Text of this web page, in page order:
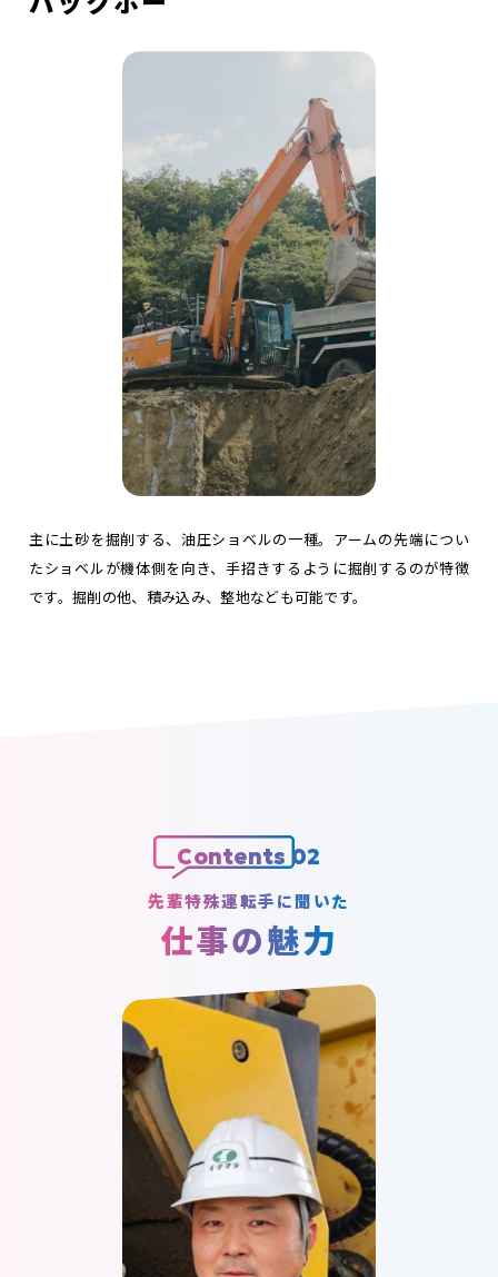
主に土砂を掘削する、油圧ショベルの一種。アームの先端につい
たショベルが機体側を向き、手招きするように掘削するのが特徴
です。掘削の他、積み込み、整地なども可能です。
Contents 02
先輩特殊運転手に聞いた
仕事の魅力